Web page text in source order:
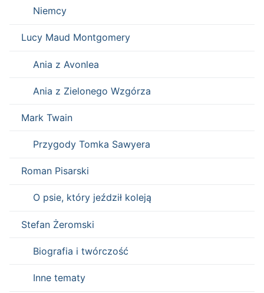
Niemcy
Lucy Maud Montgomery
Ania z Avonlea
Ania z Zielonego Wzgórza
Mark Twain
Przygody Tomka Sawyera
Roman Pisarski
O psie, który jeździł koleją
Stefan Żeromski
Biografia i twórczość
Inne tematy